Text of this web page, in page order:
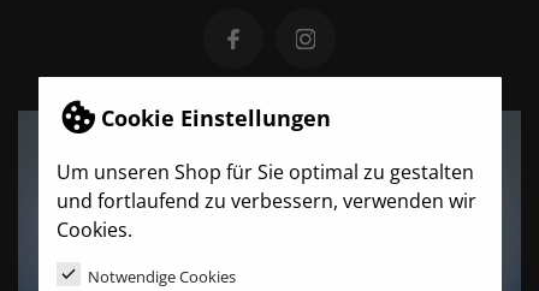
Cookie Einstellungen
Um unseren Shop für Sie optimal zu gestalten
und fortlaufend zu verbessern, verwenden wir
Cookies.
Notwendige Cookies